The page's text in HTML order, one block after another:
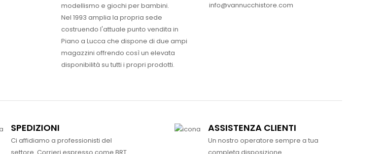
modellismo e giochi per bambini.
Nel 1993 amplia la propria sede
costruendo l'attuale punto vendita in
Piano a Lucca che dispone di due ampi
magazzini offrendo così un elevata
disponibilità su tutti i propri prodotti.
info@vannucchistore.com
SPEDIZIONI
Ci affidiamo a professionisti del
ASSISTENZA CLIENTI
Un nostro operatore sempre a tua